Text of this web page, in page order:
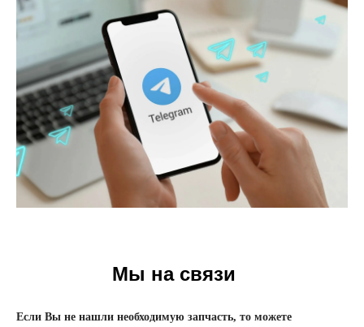
Мы на связи
Если Вы не нашли необходимую запчасть, то можете